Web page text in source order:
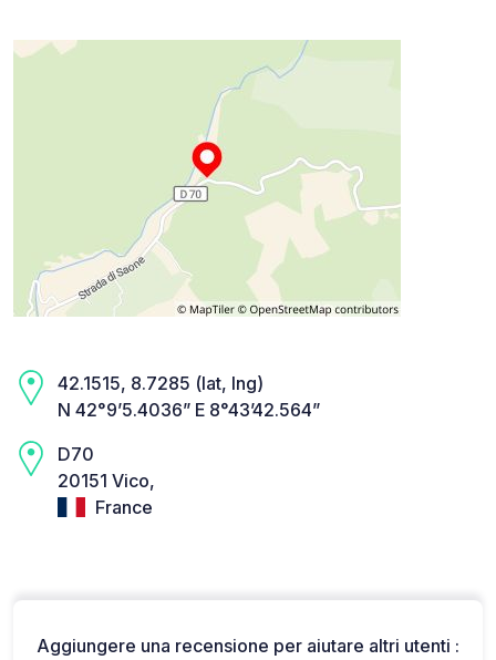
42.1515, 8.7285 (lat, lng)
N 42°9’5.4036” E 8°43’42.564”
D70
20151 Vico,
France
Aggiungere una recensione per aiutare altri utenti :